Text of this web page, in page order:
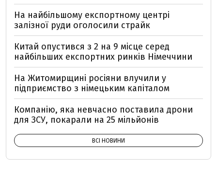
На найбільшому експортному центрі
залізної руди оголосили страйк
Китай опустився з 2 на 9 місце серед
найбільших експортних ринків Німеччини
На Житомирщині росіяни влучили у
підприємство з німецьким капіталом
Компанію, яка невчасно поставила дрони
для ЗСУ, покарали на 25 мільйонів
ВСІ НОВИНИ